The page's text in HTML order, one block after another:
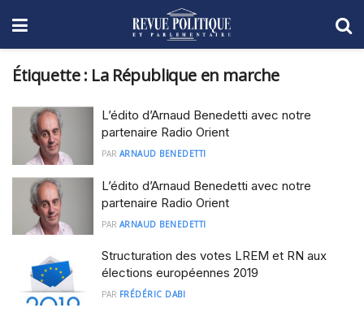
Étiquette : La République en marche
L’édito d’Arnaud Benedetti avec notre
partenaire Radio Orient
PAR ARNAUD BENEDETTI
L’édito d’Arnaud Benedetti avec notre
partenaire Radio Orient
PAR ARNAUD BENEDETTI
Structuration des votes LREM et RN aux
élections européennes 2019
PAR FRÉDÉRIC DABI